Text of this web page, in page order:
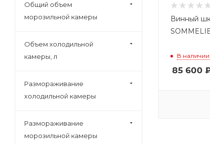
Винный
В наличии
85 600
Dunavox (
Electrolux (73)
Frigidaire (4)
Frostor (6)
Galaxy (
Общий объем
морозильной камеры
Объем холодильной
камеры, л
Размораживание
холодильной камеры
Размораживание
морозильной камеры